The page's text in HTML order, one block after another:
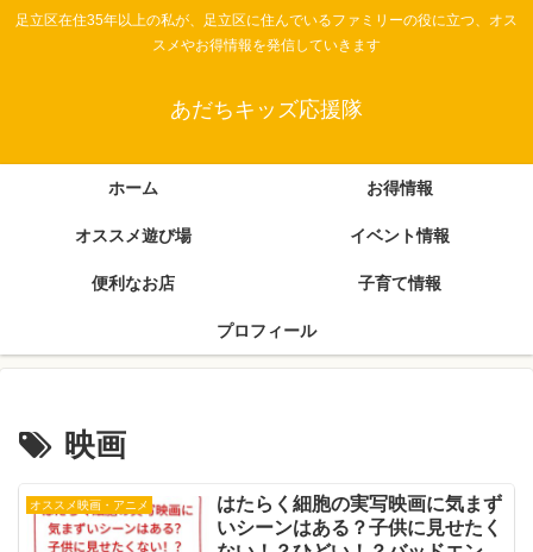
足立区在住35年以上の私が、足立区に住んでいるファミリーの役に立つ、オス
スメやお得情報を発信していきます
あだちキッズ応援隊
ホーム お得情報
オススメ遊び場 イベント情報
便利なお店 子育て情報
プロフィール
映画
オススメ映画・アニメ
はたらく細胞の実写映画に気まず
いシーンはある？子供に見せたく